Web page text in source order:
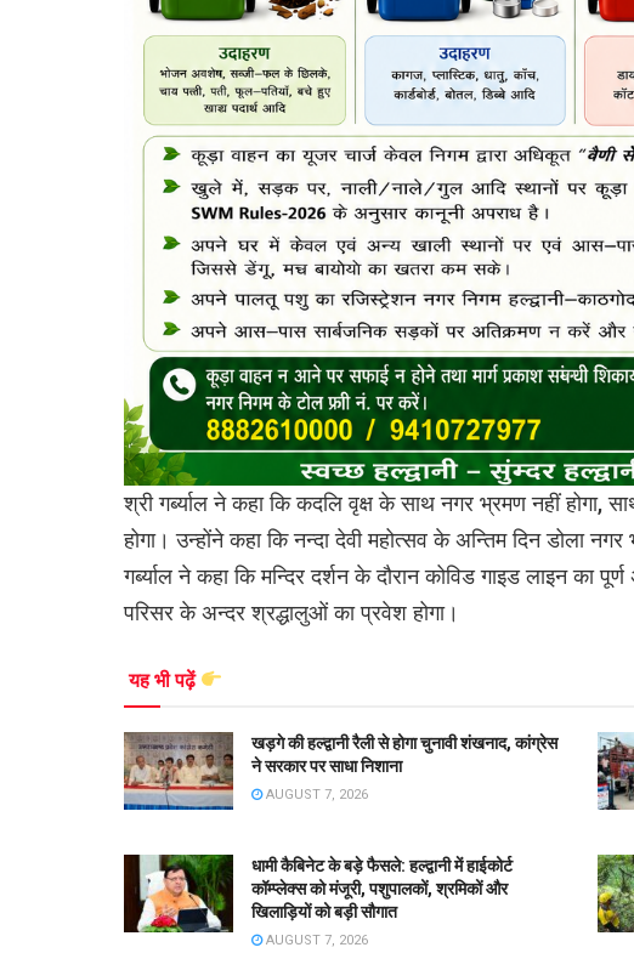
श्री गर्ब्याल ने कहा कि कदलि वृक्ष के साथ नगर भ्रमण नहीं होगा,
होगा। उन्होंने कहा कि नन्दा देवी महोत्सव के अन्तिम दिन डोला
गर्ब्याल ने कहा कि मन्दिर दर्शन के दौरान कोविड गाइड लाइन का
परिसर के अन्दर श्रद्धालुओं का प्रवेश होगा।
यह भी पढ़ें
खड़गे की हल्द्वानी रैली से होगा चुनावी शंखनाद, कांग्रेस
ने सरकार पर साधा निशाना
AUGUST 7, 2026
धामी कैबिनेट के बड़े फैसले: हल्द्वानी में हाईकोर्ट
कॉम्प्लेक्स को मंजूरी, पशुपालकों, श्रमिकों और
खिलाड़ियों को बड़ी सौगात
AUGUST 7, 2026